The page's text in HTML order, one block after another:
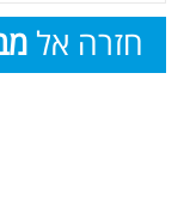
חזרה אל